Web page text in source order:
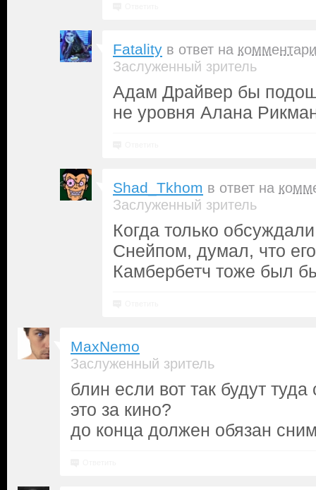
Fatality в ответ на
Заслуженный зритель
Адам Драйвер бы
не уровня Алана
Shad_Tkhom в ответ на
Заслуженный зритель
Когда только
Снейпом, думал, что
Камбербетч тоже был
MaxNemo
Заслуженный зритель
блин если вот так будут туда
это за кино?
до конца должен обязан